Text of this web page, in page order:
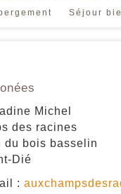
Séjour
Michel
des racines
du bois basselin
Dié
: